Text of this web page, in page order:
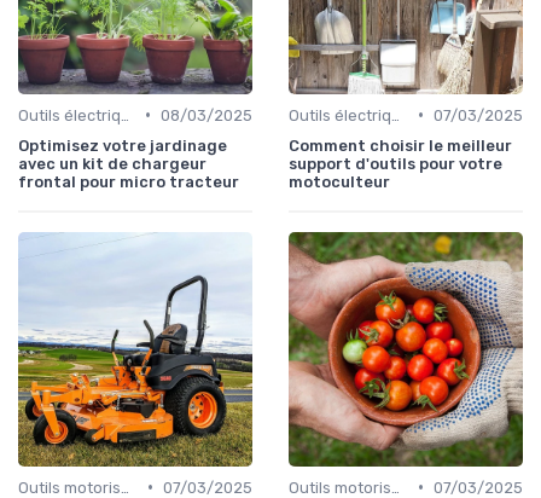
• 08/03/2025
Optimisez votre jardinage
avec un kit de chargeur
frontal pour micro tracteur
• 07/03/2025
Comment choisir le meilleur
support d'outils pour votre
motoculteur
• 07/03/2025
• 07/03/2025